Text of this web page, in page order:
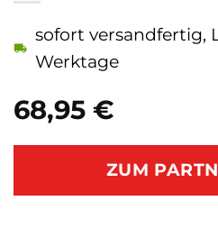
68,95 €
sofort versandfertig,
Werktage
ZUM